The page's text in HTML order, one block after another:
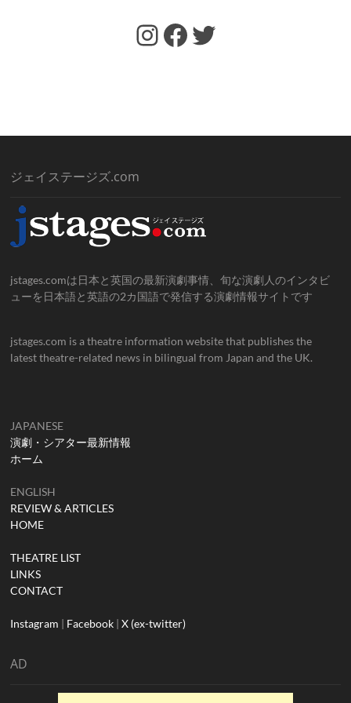
https://www.facebook.com/jstages/ Facebook Twitter
ジェイステージズ.com
jstages.comは日本と英国の最新演劇事情、旬な演劇人のインタビ
ューを日本語と英語の2カ国語で発信する演劇情報サイトです
jstages.com is a theatre information website that publishes the
latest theatre-related news in bilingual from Japan and the UK.
JAPANESE
演劇・シアター最新情報
ホーム
ENGLISH
REVIEW & ARTICLES
HOME
THEATRE LIST
LINKS
CONTACT
Instagram | Facebook |X (ex-twitter)
AD